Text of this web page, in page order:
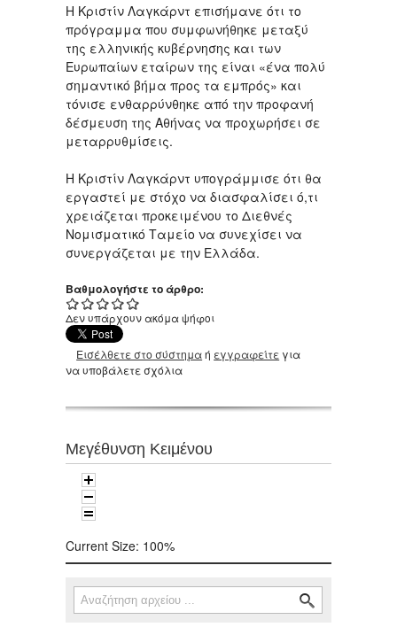
H Κριστίν Λαγκάρντ επισήμανε ότι το
πρόγραμμα που συμφωνήθηκε μεταξύ
της ελληνικής κυβέρνησης και των
Ευρωπαίων εταίρων της είναι «ένα πολύ
σημαντικό βήμα προς τα εμπρός» και
τόνισε ενθαρρύνθηκε από την προφανή
δέσμευση της Αθήνας να προχωρήσει σε
μεταρρυθμίσεις.
Η Κριστίν Λαγκάρντ υπογράμμισε ότι θα
εργαστεί με στόχο να διασφαλίσει ό,τι
χρειάζεται προκειμένου το Διεθνές
Νομισματικό Ταμείο να συνεχίσει να
συνεργάζεται με την Ελλάδα.
Βαθμολογήστε το άρθρο:
Δεν υπάρχουν ακόμα ψήφοι
Εισέλθετε στο σύστημαή εγγραφείτε για
να υποβάλετε σχόλια
Μεγέθυνση Κειμένου
Current Size: 100%
Φόρμα αναζήτησης
Αναζήτηση